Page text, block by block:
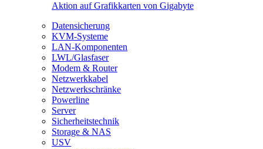
Aktion auf Grafikkarten von Gigabyte
Datensicherung
KVM-Systeme
LAN-Komponenten
LWL/Glasfaser
Modem & Router
Netzwerkkabel
Netzwerkschränke
Powerline
Server
Sicherheitstechnik
Storage & NAS
USV